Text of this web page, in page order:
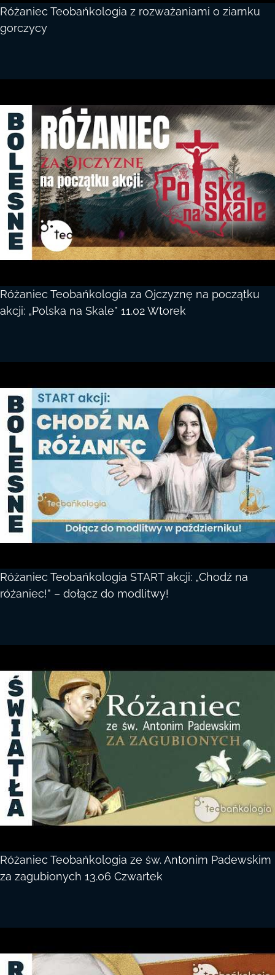
Różaniec Teobańkologia z rozważaniami o ziarnku
gorczycy
Różaniec Teobańkologia za Ojczyznę na początku
akcji: „Polska na Skale” 11.02 Wtorek
Różaniec Teobańkologia START akcji: „Chodź na
różaniec!” – dołącz do modlitwy!
Różaniec Teobańkologia ze św. Antonim Padewskim
za zagubionych 13.06 Czwartek